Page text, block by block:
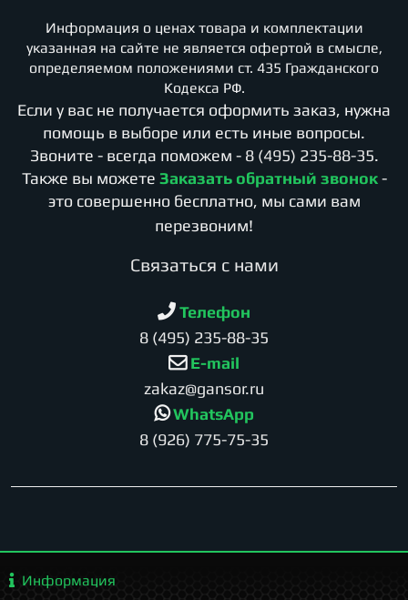
Информация о ценах товара и комплектации
указанная на сайте не является офертой в смысле,
определяемом положениями ст. 435 Гражданского
Кодекса РФ.
Если у вас не получается оформить заказ, нужна
помощь в выборе или есть иные вопросы.
Звоните - всегда поможем - 8 (495) 235-88-35.
Также вы можете Заказать обратный звонок -
это совершенно бесплатно, мы сами вам
перезвоним!
Cвязаться с нами
Телефон
8 (495) 235-88-35
E-mail
zakaz@gansor.ru
WhatsApp
8 (926) 775-75-35
Информация